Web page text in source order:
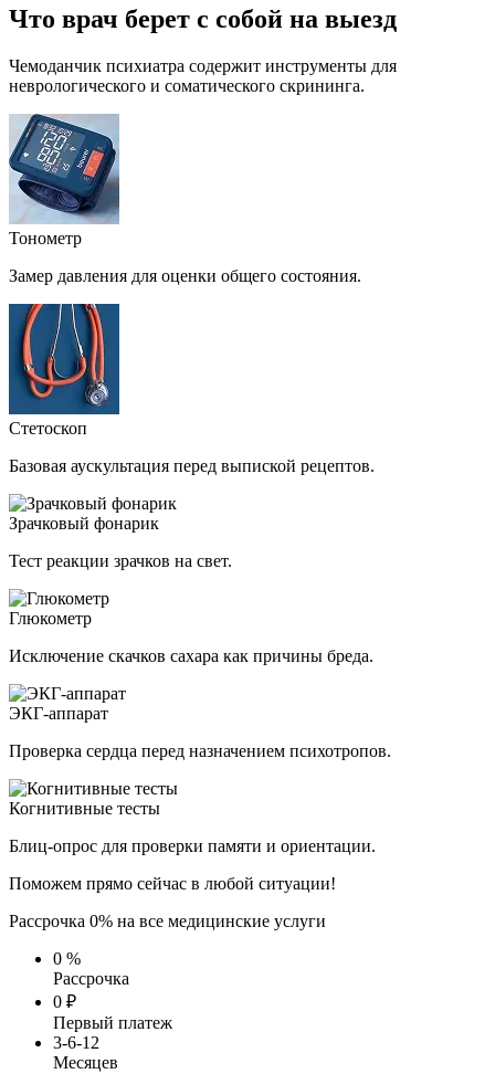
Что врач берет с собой на выезд
Чемоданчик психиатра содержит инструменты для
неврологического и соматического скрининга.
Тонометр
Замер давления для оценки общего состояния.
Стетоскоп
Базовая аускультация перед выпиской рецептов.
Зрачковый фонарик
Тест реакции зрачков на свет.
Глюкометр
Исключение скачков сахара как причины бреда.
ЭКГ-аппарат
Проверка сердца перед назначением психотропов.
Когнитивные тесты
Блиц-опрос для проверки памяти и ориентации.
Поможем прямо сейчас в любой ситуации!
Рассрочка 0% на все медицинские услуги
0 %
Рассрочка
0 ₽
Первый платеж
3-6-12
Месяцев